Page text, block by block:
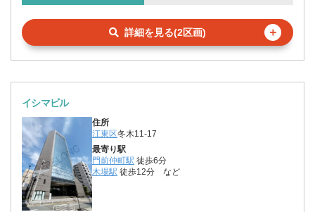
詳細を見る(2区画) ＋
イシマビル
住所
江東区冬木11-17
最寄り駅
門前仲町駅 徒歩6分
木場駅 徒歩12分 など